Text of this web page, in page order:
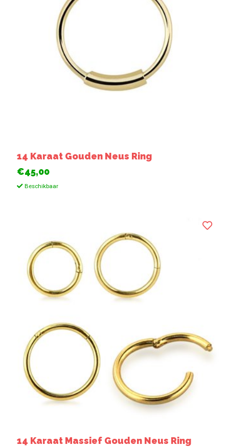
14 Karaat Gouden Neus Ring
€45,00
Beschikbaar
14 Karaat Massief Gouden Neus Ring